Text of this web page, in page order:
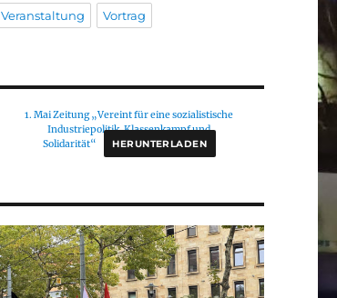
Veranstaltung Vortrag
1. Mai Zeitung „Vereint für eine sozialistische
Industriepolitik. Klassenkampf und
Solidarität“
HERUNTERLADEN